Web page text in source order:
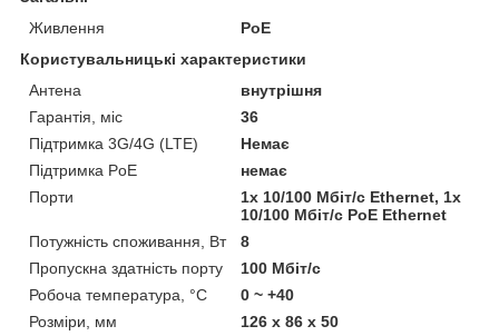
Живлення
PoE
Користувальницькі характеристики
Антена
внутрішня
Гарантія, міс
36
Підтримка 3G/4G (LTE)
Немає
Підтримка PoE
немає
Порти
1x 10/100 Мбіт/с Ethernet, 1x
10/100 Мбіт/с PoE Ethernet
Потужність споживання, Вт
8
Пропускна здатність порту
100 Мбіт/с
Робоча температура, °C
0 ~ +40
Розміри, мм
126 x 86 x 50